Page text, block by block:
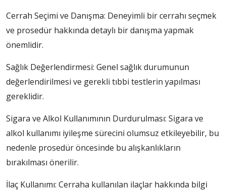
Cerrah Seçimi ve Danışma: Deneyimli bir cerrahı seçmek
ve prosedür hakkında detaylı bir danışma yapmak
önemlidir.
Sağlık Değerlendirmesi: Genel sağlık durumunun
değerlendirilmesi ve gerekli tıbbi testlerin yapılması
gereklidir.
Sigara ve Alkol Kullanımının Durdurulması: Sigara ve
alkol kullanımı iyileşme sürecini olumsuz etkileyebilir, bu
nedenle prosedür öncesinde bu alışkanlıkların
bırakılması önerilir.
İlaç Kullanımı: Cerraha kullanılan ilaçlar hakkında bilgi